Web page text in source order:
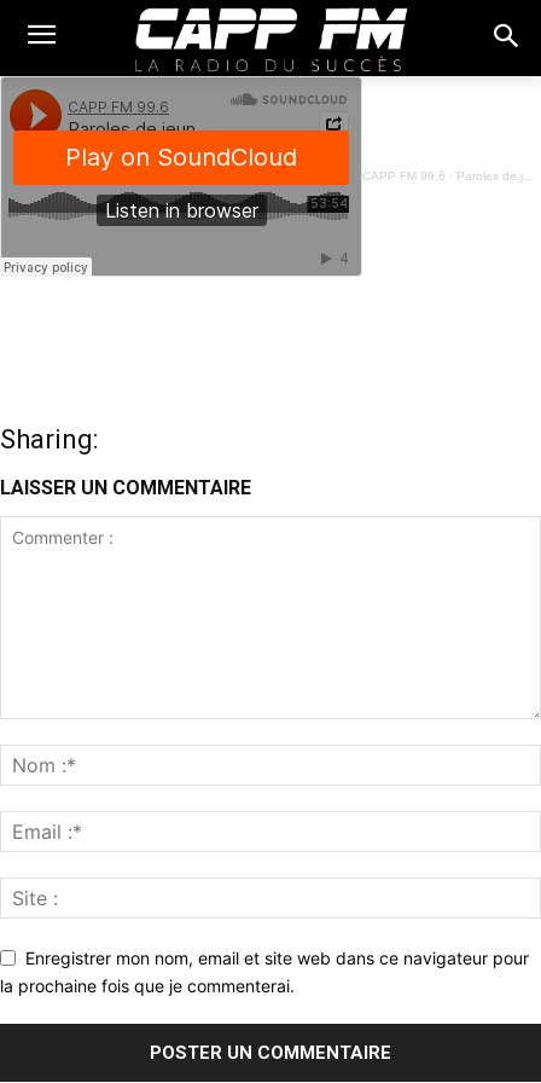
CAPP FM 99.6 · Paroles de jeunes - Digitalisation et performance des entreprises féminines - 25 Avril 2023
Sharing:
LAISSER UN COMMENTAIRE
Enregistrer mon nom, email et site web dans ce navigateur pour
la prochaine fois que je commenterai.